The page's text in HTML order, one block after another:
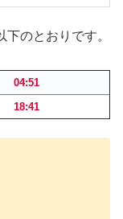
のとおりです。
04:51
18:41